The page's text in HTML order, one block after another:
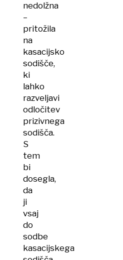
nedolžna
–
pritožila
na
kasacijsko
sodišče,
ki
lahko
razveljavi
odločitev
prizivnega
sodišča.
S
tem
bi
dosegla,
da
ji
vsaj
do
sodbe
kasacijskega